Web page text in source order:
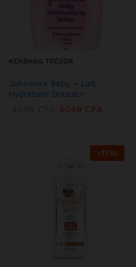
KENBANG TRÉSOR
Johnson’s Baby – Lait
Hydratant Douceur
4049 CFA
-17%